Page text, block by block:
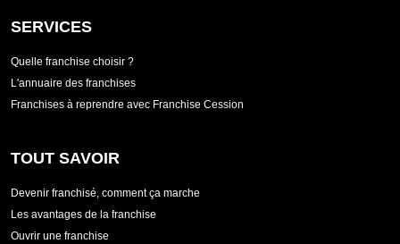
SERVICES
Quelle franchise choisir ?
L'annuaire des franchises
Franchises à reprendre avec Franchise Cession
TOUT SAVOIR
Devenir franchisé, comment ça marche
Les avantages de la franchise
Ouvrir une franchise